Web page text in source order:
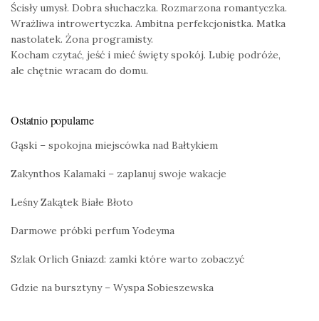
Ścisły umysł. Dobra słuchaczka. Rozmarzona romantyczka.
Wrażliwa introwertyczka. Ambitna perfekcjonistka. Matka
nastolatek. Żona programisty.
Kocham czytać, jeść i mieć święty spokój. Lubię podróże,
ale chętnie wracam do domu.
Ostatnio popularne
Gąski – spokojna miejscówka nad Bałtykiem
Zakynthos Kalamaki – zaplanuj swoje wakacje
Leśny Zakątek Białe Błoto
Darmowe próbki perfum Yodeyma
Szlak Orlich Gniazd: zamki które warto zobaczyć
Gdzie na bursztyny – Wyspa Sobieszewska